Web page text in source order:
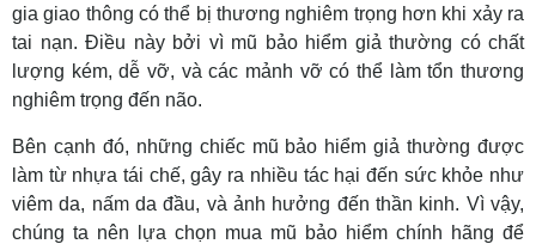
gia giao thông có thể bị thương nghiêm trọng hơn khi xảy ra
tai nạn. Điều này bởi vì mũ bảo hiểm giả thường có chất
lượng kém, dễ vỡ, và các mảnh vỡ có thể làm tổn thương
nghiêm trọng đến não.
Bên cạnh đó, những chiếc mũ bảo hiểm giả thường được
làm từ nhựa tái chế, gây ra nhiều tác hại đến sức khỏe như
viêm da, nấm da đầu, và ảnh hưởng đến thần kinh. Vì vậy,
chúng ta nên lựa chọn mua mũ bảo hiểm chính hãng để